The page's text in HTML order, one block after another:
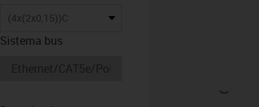
(4x(2x0,15))C
Sistema bus